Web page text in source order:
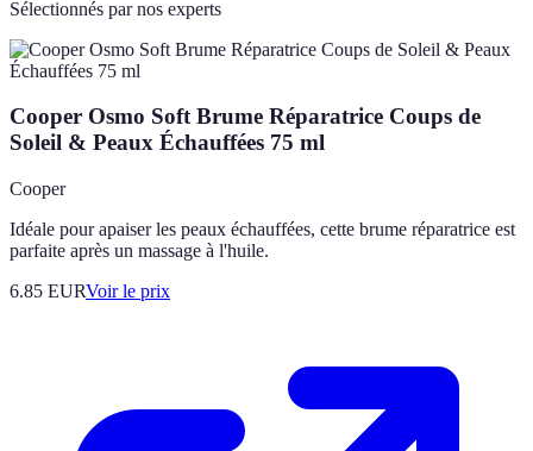
Sélectionnés par nos experts
Cooper Osmo Soft Brume Réparatrice Coups de
Soleil & Peaux Échauffées 75 ml
Cooper
Idéale pour apaiser les peaux échauffées, cette brume réparatrice est
parfaite après un massage à l'huile.
6.85 EURVoir le prix